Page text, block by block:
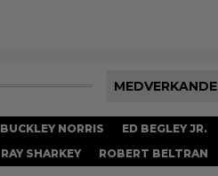
MEDVERKANDE
BUCKLEY NORRIS ED BEGLEY JR.
RAY SHARKEY ROBERT BELTRAN